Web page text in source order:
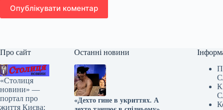
Опублікувати коментар
Про сайт
«Столиця
новини» —
портал про
життя Києва:
Останні новини
«Дехто гине в укриттях. А